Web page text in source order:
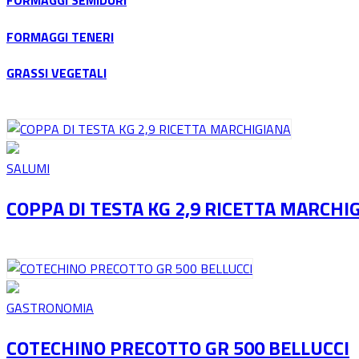
FORMAGGI TENERI
GRASSI VEGETALI
SALUMI
COPPA DI TESTA KG 2,9 RICETTA
GASTRONOMIA
COTECHINO PRECOTTO GR 500 BELLUCCI